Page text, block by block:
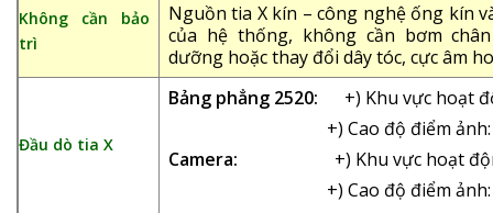
Không cần bảo
trì
Nguồn tia X kín – công nghệ ống kín
của hệ thống, không cần bơm
dưỡng hoặc thay đổi dây tóc, cực âm
Đầu dò tia X
Bảng phẳng 2520:
+) Khu vực hoạt
+) Cao độ điểm ảnh:
Camera:
+) Khu vực hoạt
+) Cao độ điểm ảnh: 9